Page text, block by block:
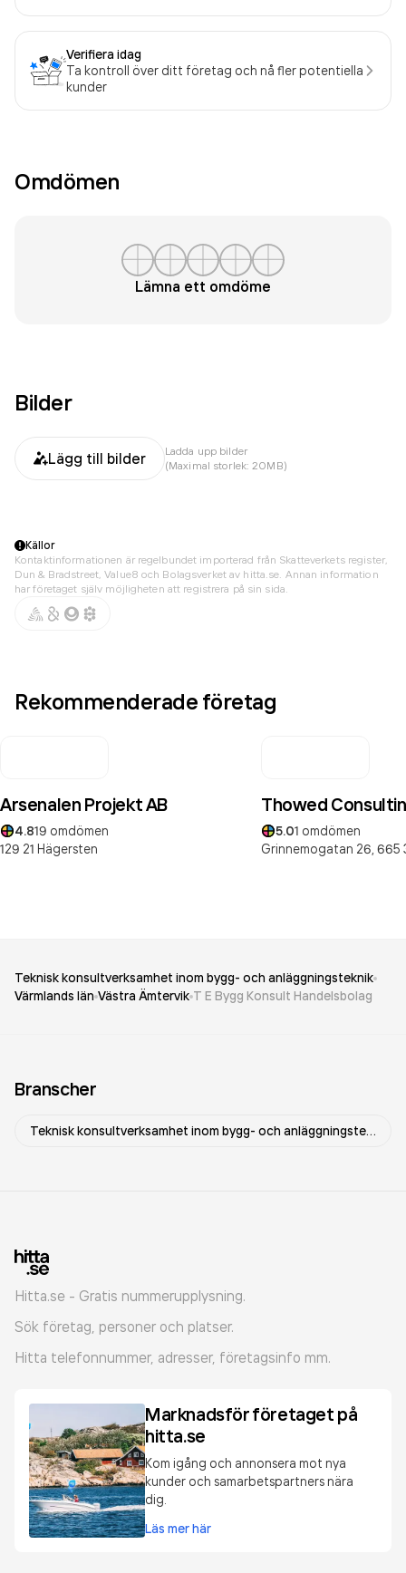
Verifiera idag
Ta kontroll över ditt företag och nå fler potentiella
kunder
Omdömen
Lämna ett omdöme
Bilder
Lägg till bilder
Ladda upp bilder
(Maximal storlek: 20MB)
Källor
Kontaktinformationen är regelbundet importerad från Skatteverkets register,
Dun & Bradstreet, Value8 och Bolagsverket av hitta.se. Annan information
har företaget själv möjligheten att registrera på sin sida.
Rekommenderade företag
Arsenalen Projekt AB
4.819 omdömen
129 21 Hägersten
Thowed
5.01 omdömen
Grinnemogatan 26, 665
Teknisk konsultverksamhet inom bygg- och anläggningsteknik
Värmlands län Västra Ämtervik T E Bygg Konsult Handelsbolag
Branscher
Teknisk konsultverksamhet inom bygg- och anläggningsteknik
Hitta.se - Gratis nummerupplysning.
Sök företag, personer och platser.
Hitta telefonnummer, adresser, företagsinfo mm.
Marknadsför företaget på
hitta.se
Kom igång och annonsera mot nya
kunder och samarbetspartners nära
dig.
Läs mer här